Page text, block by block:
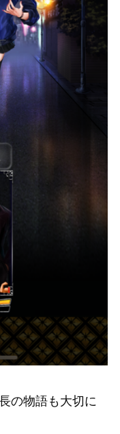
の物語も大切に